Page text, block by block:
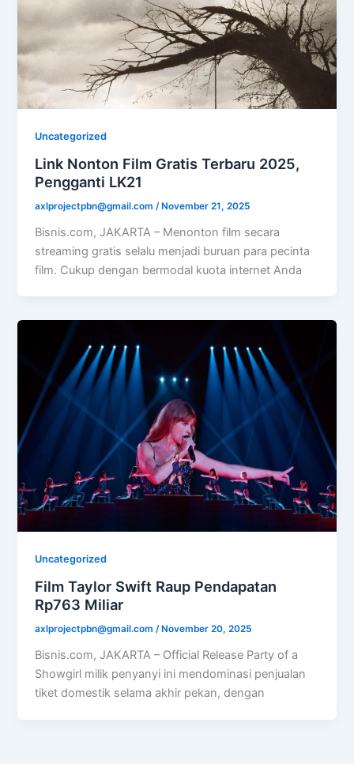
Uncategorized
Link Nonton Film Gratis Terbaru 2025,
Pengganti LK21
axlprojectpbn@gmail.com /November 21, 2025
Bisnis.com, JAKARTA – Menonton film secara
streaming gratis selalu menjadi buruan para pecinta
film. Cukup dengan bermodal kuota internet Anda
Uncategorized
Film Taylor Swift Raup Pendapatan
Rp763 Miliar
axlprojectpbn@gmail.com /November 20, 2025
Bisnis.com, JAKARTA – Official Release Party of a
Showgirl milik penyanyi ini mendominasi penjualan
tiket domestik selama akhir pekan, dengan